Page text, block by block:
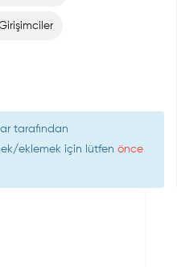
tarafından
eklemek için lütfen önce